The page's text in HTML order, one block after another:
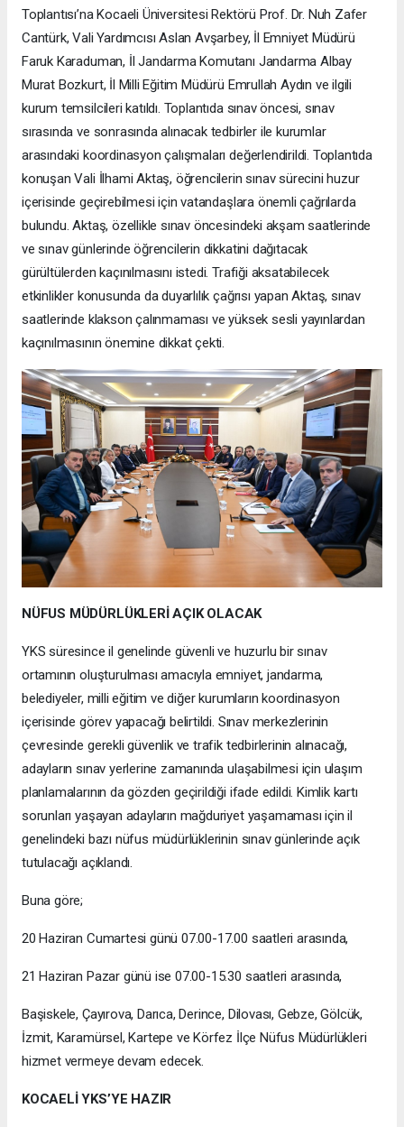
Toplantısı’na Kocaeli Üniversitesi Rektörü Prof. Dr. Nuh Zafer
Cantürk, Vali Yardımcısı Aslan Avşarbey, İl Emniyet Müdürü
Faruk Karaduman, İl Jandarma Komutanı Jandarma Albay
Murat Bozkurt, İl Milli Eğitim Müdürü Emrullah Aydın ve ilgili
kurum temsilcileri katıldı. Toplantıda sınav öncesi, sınav
sırasında ve sonrasında alınacak tedbirler ile kurumlar
arasındaki koordinasyon çalışmaları değerlendirildi. Toplantıda
konuşan Vali İlhami Aktaş, öğrencilerin sınav sürecini huzur
içerisinde geçirebilmesi için vatandaşlara önemli çağrılarda
bulundu. Aktaş, özellikle sınav öncesindeki akşam saatlerinde
ve sınav günlerinde öğrencilerin dikkatini dağıtacak
gürültülerden kaçınılmasını istedi. Trafiği aksatabilecek
etkinlikler konusunda da duyarlılık çağrısı yapan Aktaş, sınav
saatlerinde klakson çalınmaması ve yüksek sesli yayınlardan
kaçınılmasının önemine dikkat çekti.
NÜFUS MÜDÜRLÜKLERİ AÇIK OLACAK
YKS süresince il genelinde güvenli ve huzurlu bir sınav
ortamının oluşturulması amacıyla emniyet, jandarma,
belediyeler, milli eğitim ve diğer kurumların koordinasyon
içerisinde görev yapacağı belirtildi. Sınav merkezlerinin
çevresinde gerekli güvenlik ve trafik tedbirlerinin alınacağı,
adayların sınav yerlerine zamanında ulaşabilmesi için ulaşım
planlamalarının da gözden geçirildiği ifade edildi. Kimlik kartı
sorunları yaşayan adayların mağduriyet yaşamaması için il
genelindeki bazı nüfus müdürlüklerinin sınav günlerinde açık
tutulacağı açıklandı.
Buna göre;
20 Haziran Cumartesi günü 07.00-17.00 saatleri arasında,
21 Haziran Pazar günü ise 07.00-15.30 saatleri arasında,
Başiskele, Çayırova, Darıca, Derince, Dilovası, Gebze, Gölcük,
İzmit, Karamürsel, Kartepe ve Körfez İlçe Nüfus Müdürlükleri
hizmet vermeye devam edecek.
KOCAELİ YKS’YE HAZIR